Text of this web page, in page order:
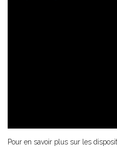
Pour en savoir plus sur les